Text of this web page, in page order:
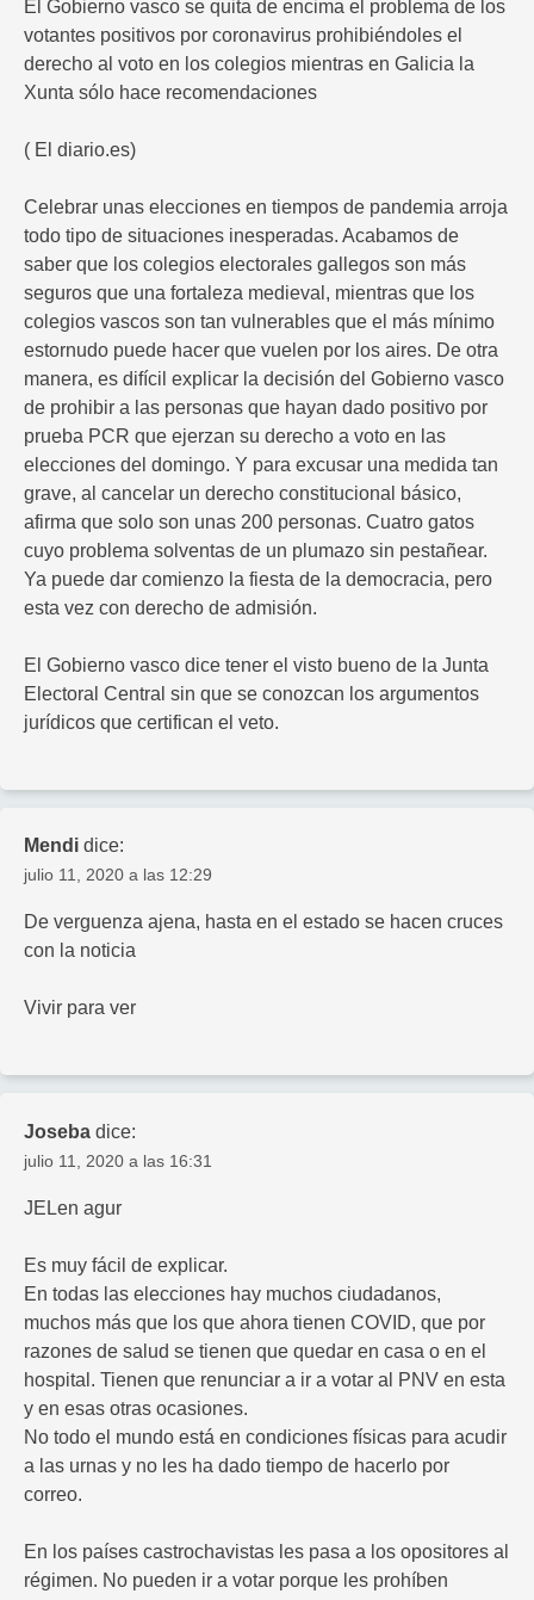
El Gobierno vasco se quita de encima el problema de los
votantes positivos por coronavirus prohibiéndoles el
derecho al voto en los colegios mientras en Galicia la
Xunta sólo hace recomendaciones
( El diario.es)
Celebrar unas elecciones en tiempos de pandemia arroja
todo tipo de situaciones inesperadas. Acabamos de
saber que los colegios electorales gallegos son más
seguros que una fortaleza medieval, mientras que los
colegios vascos son tan vulnerables que el más mínimo
estornudo puede hacer que vuelen por los aires. De otra
manera, es difícil explicar la decisión del Gobierno vasco
de prohibir a las personas que hayan dado positivo por
prueba PCR que ejerzan su derecho a voto en las
elecciones del domingo. Y para excusar una medida tan
grave, al cancelar un derecho constitucional básico,
afirma que solo son unas 200 personas. Cuatro gatos
cuyo problema solventas de un plumazo sin pestañear.
Ya puede dar comienzo la fiesta de la democracia, pero
esta vez con derecho de admisión.
El Gobierno vasco dice tener el visto bueno de la Junta
Electoral Central sin que se conozcan los argumentos
jurídicos que certifican el veto.
Mendi dice:
julio 11, 2020 a las 12:29
De verguenza ajena, hasta en el estado se hacen cruces
con la noticia
Vivir para ver
Joseba dice:
julio 11, 2020 a las 16:31
JELen agur
Es muy fácil de explicar.
En todas las elecciones hay muchos ciudadanos,
muchos más que los que ahora tienen COVID, que por
razones de salud se tienen que quedar en casa o en el
hospital. Tienen que renunciar a ir a votar al PNV en esta
y en esas otras ocasiones.
No todo el mundo está en condiciones físicas para acudir
a las urnas y no les ha dado tiempo de hacerlo por
correo.
En los países castrochavistas les pasa a los opositores al
régimen. No pueden ir a votar porque les prohíben